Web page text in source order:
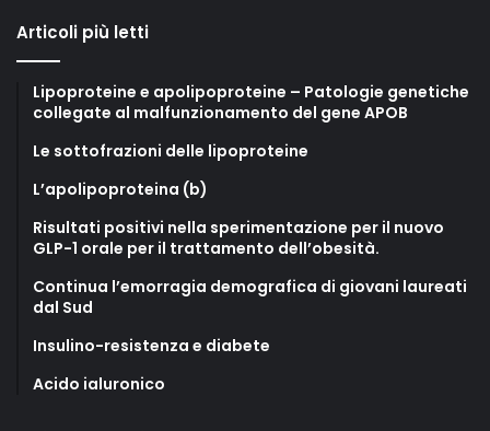
Articoli più letti
Lipoproteine e apolipoproteine – Patologie genetiche
collegate al malfunzionamento del gene APOB
Le sottofrazioni delle lipoproteine
L’apolipoproteina (b)
Risultati positivi nella sperimentazione per il nuovo
GLP-1 orale per il trattamento dell’obesità.
Continua l’emorragia demografica di giovani laureati
dal Sud
Insulino-resistenza e diabete
Acido ialuronico